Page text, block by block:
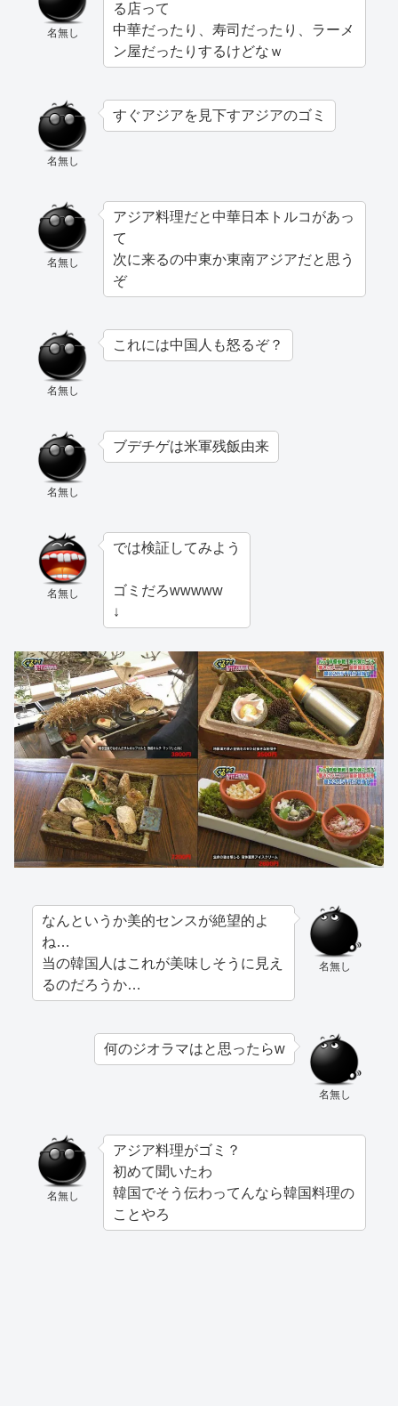
名無し
る店って
中華だったり、寿司だったり、ラーメ
ン屋だったりするけどなｗ
名無し
すぐアジアを見下すアジアのゴミ
名無し
アジア料理だと中華日本トルコがあっ
て
次に来るの中東か東南アジアだと思う
ぞ
名無し
これには中国人も怒るぞ？
名無し
ブデチゲは米軍残飯由来
名無し
では検証してみよう
ゴミだろwwwww
↓
名無し
なんというか美的センスが絶望的よ
ね…
当の韓国人はこれが美味しそうに見え
るのだろうか…
名無し
何のジオラマはと思ったらw
名無し
アジア料理がゴミ？
初めて聞いたわ
韓国でそう伝わってんなら韓国料理の
ことやろ